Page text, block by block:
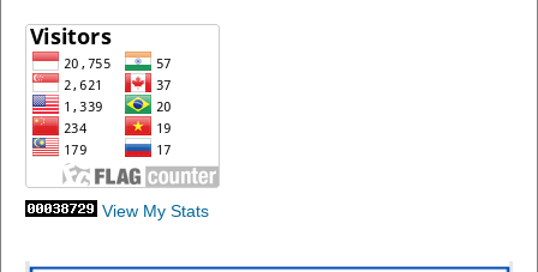
View My Stats